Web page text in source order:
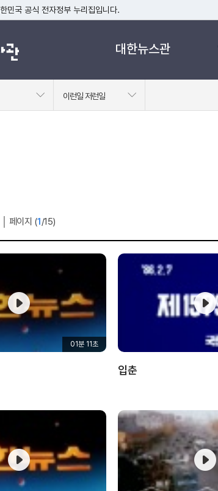
민국 공식 전자정부 누리집입니다.
확인하기
용하는 누리집은 대한민국 정부기관이 관리하는 누리집입니다.
대한뉴스관
이런일 저런일
페이지 (1/15)
01분 11초
입춘